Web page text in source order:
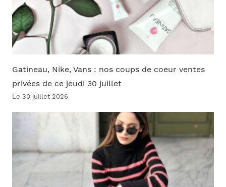
Gatineau, Nike, Vans : nos coups de coeur ventes
privées de ce jeudi 30 juillet
Le 30 juillet 2026